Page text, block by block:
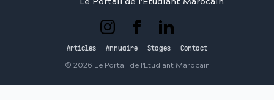
Le Portail de l'Etudiant Marocain
Articles Annuaire Stages Contact
© 2026 Le Portail de l'Etudiant Marocain